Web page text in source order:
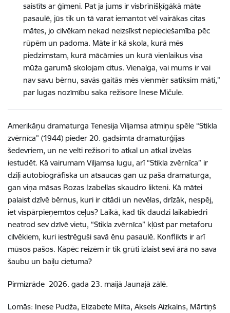
saistīts ar ģimeni. Pat ja jums ir visbrīnišķīgākā māte
pasaulē, jūs tik un tā varat iemantot vēl vairākas citas
mātes, jo cilvēkam nekad neizsīkst nepieciešamība pēc
rūpēm un padoma. Māte ir kā skola, kurā mēs
piedzimstam, kurā mācāmies un kurā vienlaikus visa
mūža garumā skolojam citus. Vienalga, vai mums ir vai
nav savu bērnu, savās gaitās mēs vienmēr satiksim māti,”
par lugas nozīmību saka režisore Inese Mičule.
Amerikāņu dramaturga Tenesija Viljamsa atmiņu spēle “Stikla
zvērnīca” (1944) pieder 20. gadsimta dramaturģijas
šedevriem, un ne velti režisori to atkal un atkal izvēlas
iestudēt. Kā vairumam Viljamsa lugu, arī “Stikla zvērnīca” ir
dziļi autobiogrāfiska un atsaucas gan uz paša dramaturga,
gan viņa māsas Rozas Izabellas skaudro likteni. Kā mātei
palaist dzīvē bērnus, kuri ir citādi un nevēlas, drīzāk, nespēj,
iet vispārpieņemtos ceļus? Laikā, kad tik daudzi laikabiedri
neatrod sev dzīvē vietu, “Stikla zvērnīca” kļūst par metaforu
cilvēkiem, kuri iestrēguši savā ēnu pasaulē. Konflikts ir arī
mūsos pašos. Kāpēc reizēm ir tik grūti izlaist sevi ārā no sava
šaubu un baiļu cietuma?
Pirmizrāde 2026. gada 23. maijā Jaunajā zālē.
Lomās: Inese Pudža, Elizabete Milta, Aksels Aizkalns, Mārtiņš